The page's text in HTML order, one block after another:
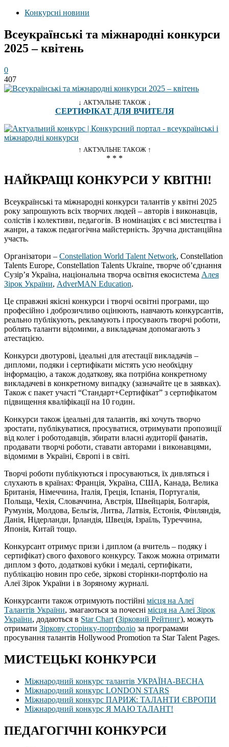
Конкурсні новини
Всеукраїнські та міжнародні конкурси
2025 – квітень
0
407
↓ АКТУАЛЬНЕ ТАКОЖ ↓
СЕРТИФІКАТ ДЛЯ ВЧИТЕЛЯ
↑ АКТУАЛЬНЕ ТАКОЖ ↑
* * *
НАЙКРАЩІ КОНКУРСИ У КВІТНІ!
Всеукраїнські та міжнародні конкурси талантів у квітні 2025
року запрошують всіх творчих людей – авторів і виконавців,
солістів і колективи, педагогів. В номінаціях є всі мистецтва і
жанри, а також педагогічна майстерність. Зручна дистанційна
участь.
Організатори – Constellation World Talent Network, Constellation
Talents Europe, Constellation Talents Ukraine, творче об’єднання
Сузір’я Україна, національна творча освітня екосистема Алея
Зірок України, AdverMAN Education.
Це справжні якісні конкурси і творчі освітні програми, що
професійно і доброзичливо оцінюють, навчають конкурсантів,
реально публікують, рекламують і просувають творчі роботи,
роблять таланти відомими, а викладачам допомагають з
атестацією.
Конкурси двотурові, ідеальні для атестації викладачів –
дипломи, подяки і сертифікати містять усю необхідну
інформацію, а також додаткову, яка потрібна конкретному
викладачеві в конкретному випадку (зазначайте це в заявках).
Також є пакет участі “Стандарт+Сертифікат” з сертифікатом
підвищення кваліфікації на 10 годин.
Конкурси також ідеальні для талантів, які хочуть творчо
зростати, публікуватися, просуватися, отримувати пропозиції
від колег і роботодавців, збирати власні аудиторії фанатів,
продавати творчі роботи, ставати авторами і виконавцями,
відомими в Україні, Європі і в світі.
Творчі роботи публікуються і просуваються, їх дивляться і
слухають в країнах: Франція, Україна, США, Канада, Велика
Британія, Німеччина, Італія, Греція, Іспанія, Португалія,
Польща, Чехія, Словаччина, Австрія, Швейцарія, Болгарія,
Румунія, Молдова, Бельгія, Литва, Латвія, Естонія, Фінляндія,
Данія, Нідерланди, Ірландія, Швеція, Ізраїль, Туреччина,
Японія, Китай тощо.
Конкурсант отримує призи і диплом (а вчитель – подяку і
сертифікат) свого фахового конкурсу. Також можна отримати
диплом з фото, додаткові кубки і медалі, сертифікати,
публікацію новин про себе, зіркові сторінки-портфоліо на
Алеї Зірок України і в Зоряному журналі.
Конкурсанти також отримують постійні місця на Алеї
Талантів України, змагаються за почесні місця на Алеї Зірок
України, додаються в Star Chart (Зірковий Рейтинг), можуть
отримати Зіркову сторінку-портфоліо за програмами
просування талантів Hollywood Promotion та Star Talent Pages.
МИСТЕЦЬКІ КОНКУРСИ
Міжнародний конкурс талантів УКРАЇНА-ВЕСНА
Міжнародний конкурс LONDON STARS
Міжнародний конкурс ПАРИЖ: ТАЛАНТИ ЄВРОПИ
Міжнародний конкурс Я МАЮ ТАЛАНТ!
ПЕДАГОГІЧНІ КОНКУРСИ